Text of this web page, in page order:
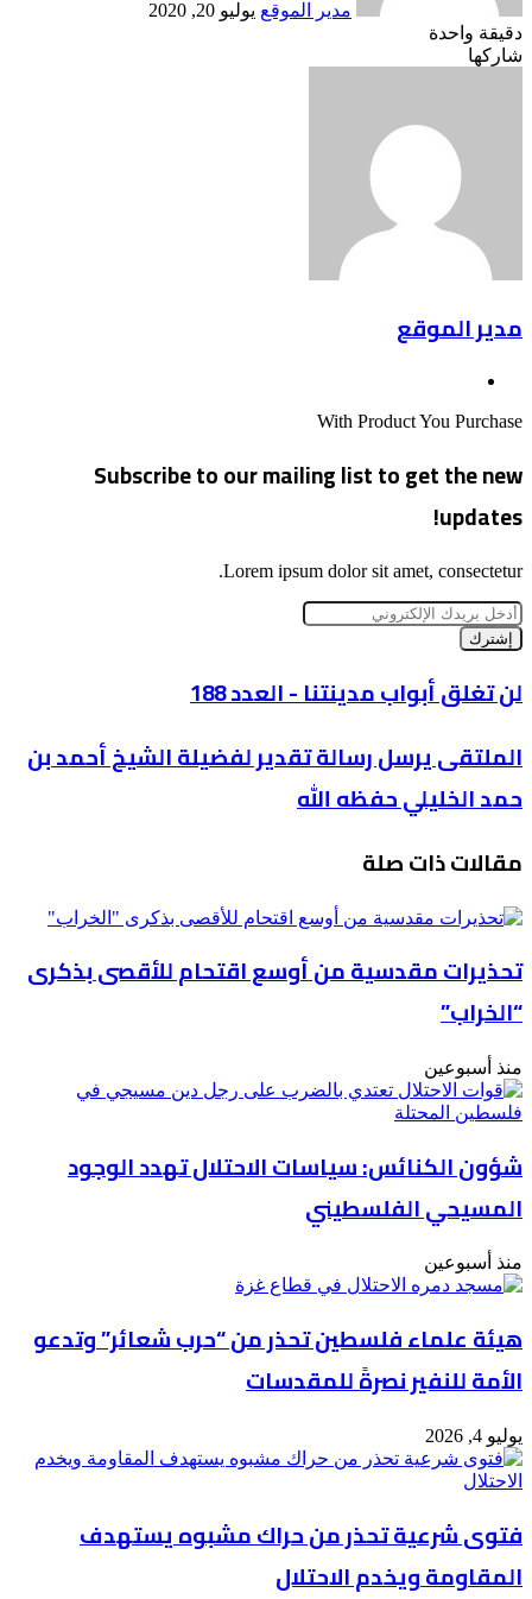
مدير الموقع يوليو 20, 2020
دقيقة واحدة
فيسبوك
‫X
لينكدإن
بينتيريست
Odnoklassniki
شاركها
مدير الموقع
With Product You Purchase
Subscribe to our mailing list to get the new
updates!
Lorem ipsum dolor sit amet, consectetur.
أدخل
بريدك
الإلكتروني
لن
تغلق
مدينتنا
-
العدد
188
لن تغلق أبواب مدينتنا - العدد 188
الملتقى
يرسل
رسالة
تقدير
الشيخ
بن
حمد
حفظه
الملتقى يرسل رسالة تقدير لفضيلة الشيخ أحمد بن
حمد الخليلي حفظه الله
مقالات ذات صلة
تحذيرات مقدسية من أوسع اقتحام للأقصى بذكرى
“الخراب”
منذ أسبوعين
شؤون الكنائس: سياسات الاحتلال تهدد الوجود
المسيحي الفلسطيني
منذ أسبوعين
هيئة علماء فلسطين تحذر من “حرب شعائر” وتدعو
الأمة للنفير نصرةً للمقدسات
يوليو 4, 2026
فتوى شرعية تحذر من حراك مشبوه يستهدف
المقاومة ويخدم الاحتلال